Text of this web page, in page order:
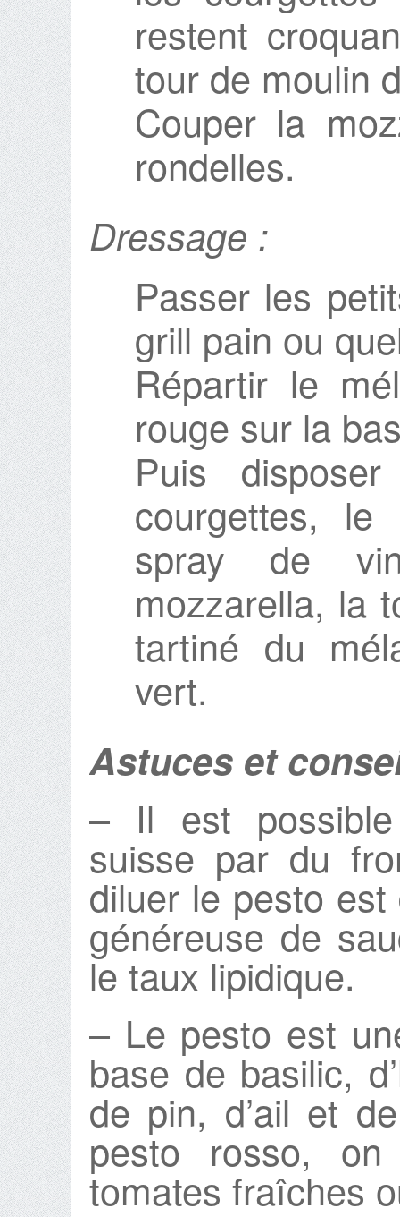
restent
tour de moulin
Couper la
rondelles.
Dressage :
Passer les
grill pain ou
Répartir le
rouge sur la
Puis
courgettes,
spray de
mozzarella, la
tartiné du
vert.
Astuces et
– Il est
suisse par du
diluer le pesto est
généreuse de
le taux lipidique.
– Le pesto est
base de basilic,
de pin, d’ail et
pesto rosso,
tomates fraîches